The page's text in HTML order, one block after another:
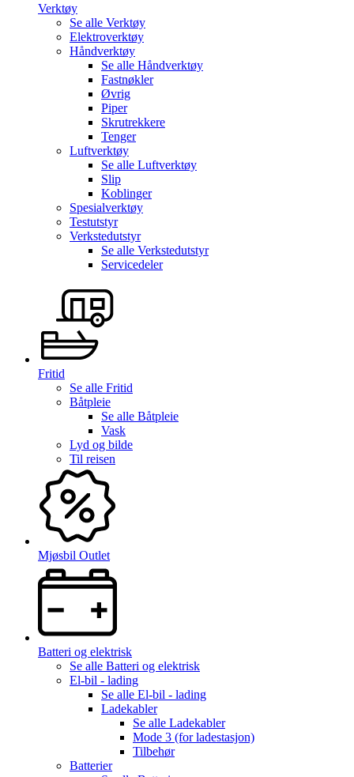
Verktøy
Se alle Verktøy
Elektroverktøy
Håndverktøy
Se alle Håndverktøy
Fastnøkler
Øvrig
Piper
Skrutrekkere
Tenger
Luftverktøy
Se alle Luftverktøy
Slip
Koblinger
Spesialverktøy
Testutstyr
Verkstedutstyr
Se alle Verkstedutstyr
Servicedeler
Fritid
Se alle Fritid
Båtpleie
Se alle Båtpleie
Vask
Lyd og bilde
Til reisen
Mjøsbil Outlet
Batteri og elektrisk
Se alle Batteri og elektrisk
El-bil - lading
Se alle El-bil - lading
Ladekabler
Se alle Ladekabler
Mode 3 (for ladestasjon)
Tilbehør
Batterier